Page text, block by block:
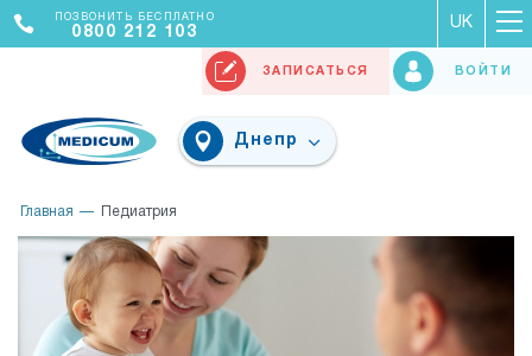
ЗАПИСАТЬСЯ ВОЙТИ
Днепр
ПОЗВОНИТЬ БЕСПЛАТНО
0800 212 103
UK
Главная Педиатрия